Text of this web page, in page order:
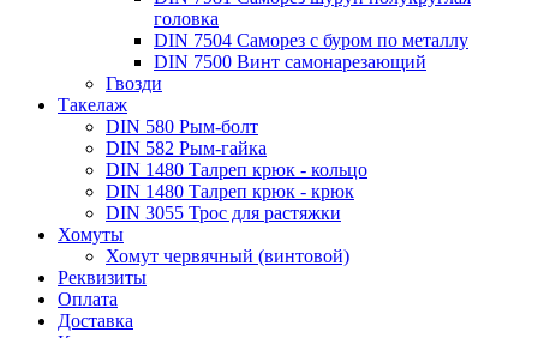
головка
DIN 7504 Саморез с буром по металлу
DIN 7500 Винт самонарезающий
Гвозди
Такелаж
DIN 580 Рым-болт
DIN 582 Рым-гайка
DIN 1480 Талреп крюк - кольцо
DIN 1480 Талреп крюк - крюк
DIN 3055 Трос для растяжки
Хомуты
Хомут червячный (винтовой)
Реквизиты
Оплата
Доставка